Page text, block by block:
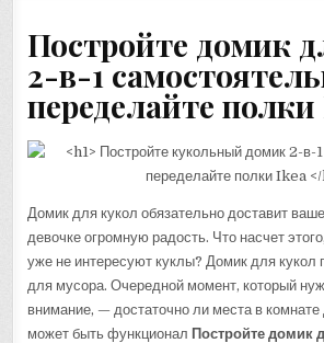
Постройте домик
2-в-1
переделайте полки
Домик для кукол обязательно доставит
девочке огромную радость. Что насчет
уже не интересуют куклы? Домик для кукол
для мусора. Очередной момент, который
внимание, — достаточно ли места в комнате
может быть функционал Постройте домик